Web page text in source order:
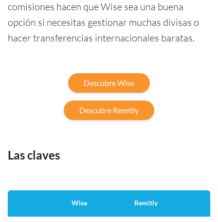
comisiones hacen que Wise sea una buena
opción si necesitas gestionar muchas divisas o
hacer transferencias internacionales baratas.
Descubre Wise
Descubre Remitly
Las claves
Wise Remitly